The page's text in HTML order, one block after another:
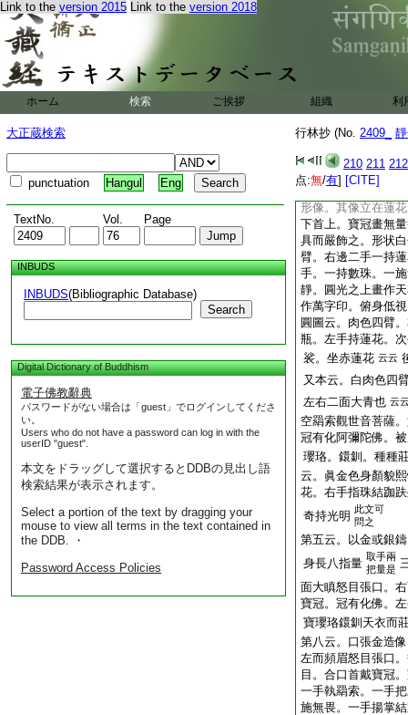
Link to the version 2015 Link to the version 2018
ホーム 検索 ご挨拶 組織 利
大正蔵検索
punctuation Hangul Eng
TextNo. Vol. Page
INBUDS
INBUDS(Bibliographic Database)
Search
Digital Dictionary of Buddhism
電子佛教辭典
パスワードがない場合は「guest」でログインしてくださ
い。
Users who do not have a password can log in with the
userID "guest".
本文をドラッグして選択するとDDBの見出し語
検索結果が表示されます。
Select a portion of the text by dragging your
mouse to view all terms in the text contained in
the DDB. ・
Password Access Policies
行林抄 (No. 2409_
210 211 212
点:無/有] [CITE]
一形像
經上云。畫聖觀自
戴花冠紺髮。分被
繋其腰。尊者四臂
手執持澡瓶。右邊
珠。皆以珍寶而嚴
有大威徳瓔珞。短
以環釧皆寶飾之。
楨内畫種種花 云云
形像。其像立在蓮
下首上。寶冠畫無
具而嚴飾之。形状
臂。右邊二手一持
手。一持數珠。一
靜。圓光之上畫作
作萬字印。俯身低視
圓圖云。肉色四臂
瓶。左手持蓮花。
裟。坐赤蓮花 云云
又本云。白肉色四
左右二面大青也 云
空羂索觀世音菩薩
冠有化阿彌陀佛。
瓔珞。鐶釧。種種
云。眞金色身顏貌
花。右手指珠結跏
奇持光明 此文可
問之
第五云。以金或銀
身長八指量 取手兩
把量是
面大瞋怒目張口。
寶冠。冠有化佛。
寶瓔珞鐶釧天衣而
第八云。口張金造
左而頻眉怒目張口
目。合口首戴寶冠
一手執羂索。一手
施無畏。一手揚掌